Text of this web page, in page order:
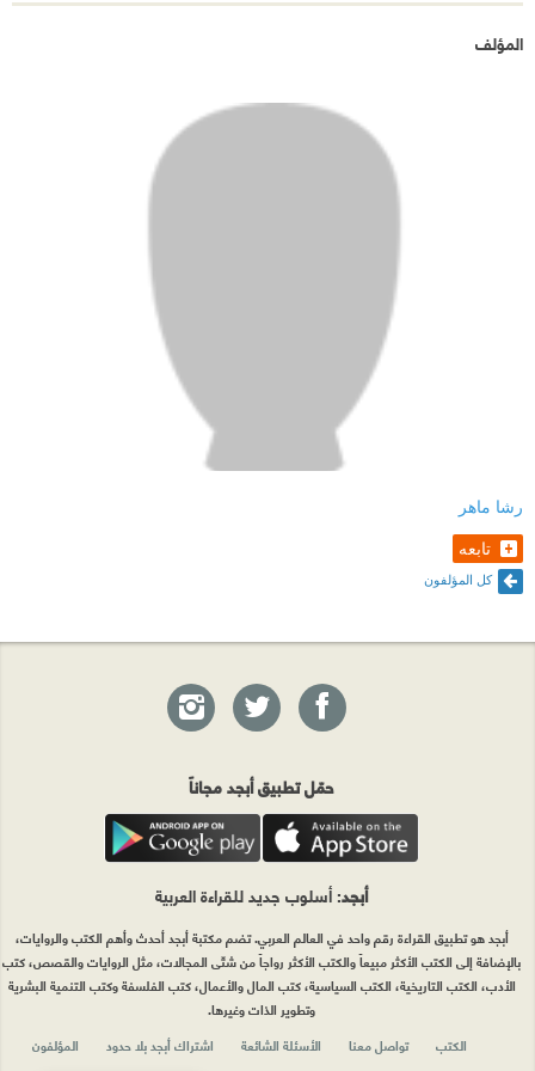
المؤلف
رشا ماهر
تابعه
كل المؤلفون
حمّل تطبيق أبجد مجاناً
أبجد: أسلوب جديد للقراءة العربية
أبجد هو تطبيق القراءة رقم واحد في العالم العربي. تضم مكتبة أبجد أحدث وأهم الكتب والروايات،
بالإضافة إلى الكتب الأكثر مبيعاً والكتب الأكثر رواجاً من شتّى المجالات، مثل الروايات والقصص، كتب
الأدب، الكتب التاريخية، الكتب السياسية، كتب المال والأعمال، كتب الفلسفة وكتب التنمية البشرية
وتطوير الذات وغيرها.
الكتب
تواصل معنا الأسئلة الشائعة اشتراك أبجد بلا حدود المؤلفون